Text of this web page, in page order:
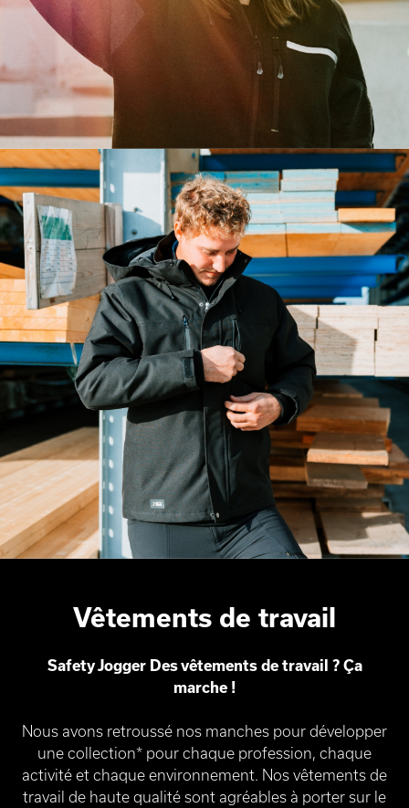
Vêtements de travail
Safety Jogger Des vêtements de travail ? Ça
marche !
Nous avons retroussé nos manches pour développer
une collection* pour chaque profession, chaque
activité et chaque environnement. Nos vêtements de
travail de haute qualité sont agréables à porter sur le